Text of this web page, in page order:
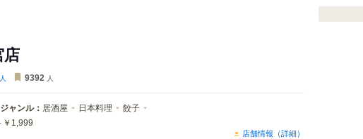
店
人 9392 人
ジャンル： 居酒屋 日本料理 餃子
￥1,999
店舗情報（詳細）